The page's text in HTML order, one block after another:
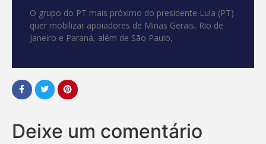
O grupo do PT mais próximo do presidente Lula (PT)
quer mobilizar apoiadores de Minas Gerais, Rio de
Janeiro e Paraná, além de São Paulo,
Deixe um comentário